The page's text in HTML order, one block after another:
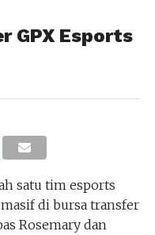
GPX Esports
satu tim esports
di bursa transfer
Rosemary dan